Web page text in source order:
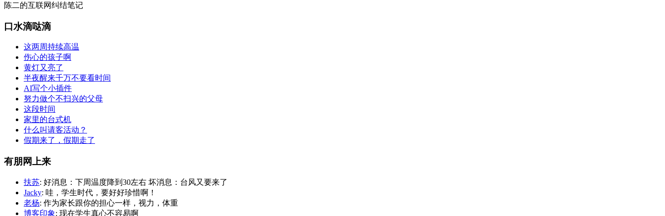
陈二的互联网纠结笔记
口水滴哒滴
这两周持续高温
伤心的孩子啊
黄灯又亮了
半夜醒来千万不要看时间
AI写个小插件
努力做个不扫兴的父母
这段时间
家里的台式机
什么叫请客活动？
假期来了，假期走了
有朋网上来
扶苏: 好消息：下周温度降到30左右 坏消息：台风又要来了
Jacky: 哇，学生时代，要好好珍惜啊！
老杨: 作为家长跟你的担心一样，视力，体重
博客印象: 现在学生真心不容易啊